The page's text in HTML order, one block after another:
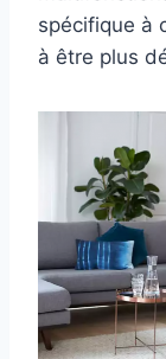
spécifique à
à être plus